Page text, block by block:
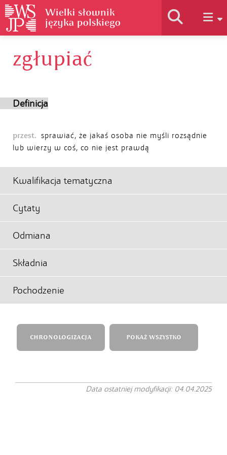
Historia słownika
zgłupiać
Definicja
przest. sprawiać, że jakaś osoba nie myśli rozsądnie
lub wierzy w coś, co nie jest prawdą
Kwalifikacja tematyczna
Cytaty
Odmiana
Składnia
Pochodzenie
CHRONOLOGIZACJA POKAŻ WSZYSTKO
Data ostatniej modyfikacji: 04.04.2025